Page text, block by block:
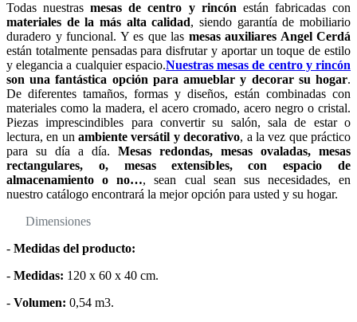
Todas nuestrasmesas de centro y rincón están fabricadas con
materiales de la más alta calidad, siendo garantía de mobiliario
duradero y funcional. Y es que las mesas auxiliares Angel Cerdá
están totalmente pensadas para disfrutar y aportar un toque de estilo
y elegancia a cualquier espacio.Nuestras mesas de centro y rincón
son una fantástica opción para amueblar y decorar su hogar.
De diferentes tamaños, formas y diseños, están combinadas con
materiales como la madera, el acero cromado, acero negro o cristal.
Piezas imprescindibles para convertir su salón, sala de estar o
lectura, en unambiente versátil y decorativo, a la vez que práctico
para su día a día. Mesas redondas, mesas ovaladas, mesas
rectangulares, o, mesas extensibles, con espacio de
almacenamiento o no…, sean cual sean sus necesidades, en
nuestro catálogo encontrará la mejor opción para usted y su hogar.
Dimensiones
- Medidas del producto:
- Medidas: 120 x 60 x 40 cm.
- Volumen: 0,54 m3.